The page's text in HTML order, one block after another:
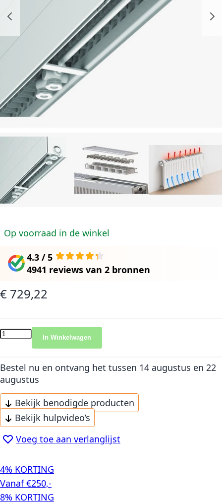
Op voorraad in de winkel
4.3 / 5
4941 reviews van 2 bronnen
€ 729,22
In Winkelwagen
Bestel nu en ontvang het tussen 14 augustus en 22
augustus
Bekijk benodigde producten
Bekijk hulpvideo’s
Voeg toe aan verlanglijst
4% KORTING
Vanaf €250,-
8% KORTING